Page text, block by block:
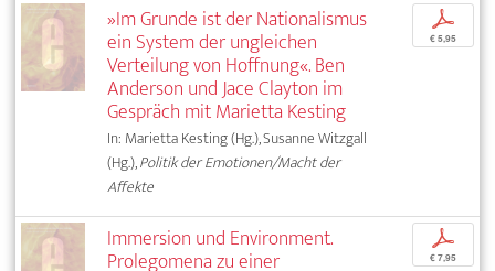
»Im Grunde ist der Nationalismus
ein System der ungleichen
Verteilung von Hoffnung«. Ben
Anderson und Jace Clayton im
Gespräch mit Marietta Kesting
In: Marietta Kesting (Hg.), Susanne Witzgall
(Hg.),Politik der Emotionen/Macht der
Affekte
p
€ 5,95
Immersion und Environment.
Prolegomena zu einer
p
€ 7,95